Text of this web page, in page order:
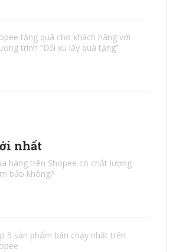
tặng quà cho khách hàng với
trình “Đổi xu lấy quà tặng”
nhất
hàng trên Shopee có chất lượng
bảo không?
5 sản phẩm bán chạy nhất trên